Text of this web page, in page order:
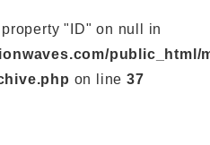
"ID" on null in
public_html/
on line37